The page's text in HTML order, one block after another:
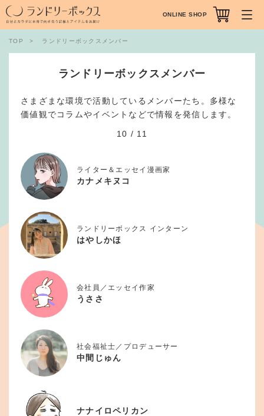
TOP ランドリーボックスメンバー
ランドリーボックスメンバー
さまざまな環境で活動しているメンバーたち。多様な
価値観でコラムやイベントなどで情報を発信します。
10 / 11
ライター＆エッセイ漫画家
カナメキヌコ
ランドリーボックス インターン
はやしかほ
会社員／エッセイ作家
うささ
社会福祉士／プロデューサー
中間じゅん
ナナイロペリカン
ONLINE SHOP